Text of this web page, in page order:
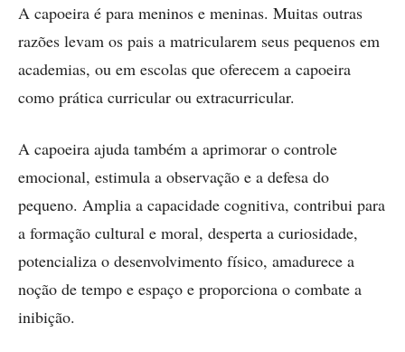
A capoeira é para meninos e meninas. Muitas outras
razões levam os pais a matricularem seus pequenos em
academias, ou em escolas que oferecem a capoeira
como prática curricular ou extracurricular.
A capoeira ajuda também a aprimorar o controle
emocional, estimula a observação e a defesa do
pequeno. Amplia a capacidade cognitiva, contribui para
a formação cultural e moral, desperta a curiosidade,
potencializa o desenvolvimento físico, amadurece a
noção de tempo e espaço e proporciona o combate a
inibição.